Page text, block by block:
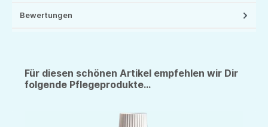
Bewertungen
Für diesen schönen Artikel empfehlen wir Dir
folgende Pflegeprodukte...